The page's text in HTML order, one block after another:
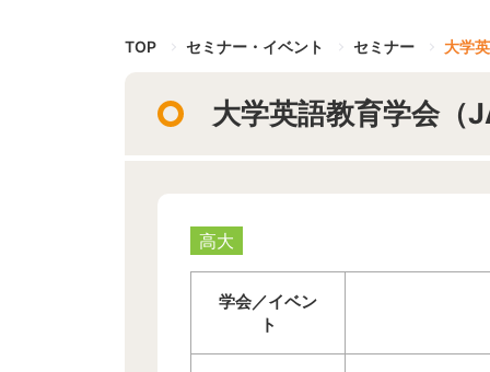
TOP セミナー・イベント セミナー 大学
大学英語教育学会（
高大
学会／イベン
ト